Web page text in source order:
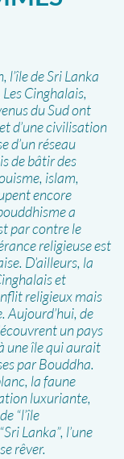
de Sri Lanka
Cinghalais,
du Sud ont
d’une civilisation
d’un réseau
de bâtir des
islam,
encore
a
par contre le
religieuse est
D’ailleurs, la
et
religieux mais
Aujourd’hui, de
un pays
une île qui aurait
par Bouddha.
la faune
luxuriante,
“l’île
Lanka”, l’une
rêver.